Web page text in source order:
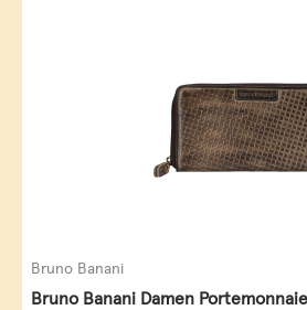
Bruno Banani
Bruno Banani Damen